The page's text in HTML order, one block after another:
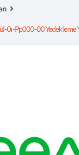
0ı-Pp000-00 Yedekleme